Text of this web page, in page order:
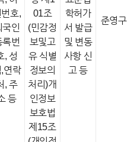
호,
국인
록번
, 성
,연락
, 주
등
01조
(민감정
보및고
유 식별
정보의
처리)개
인정보
보호법
제15조
학허가
서 발급
및 변동
사항 신
고 등
준영구